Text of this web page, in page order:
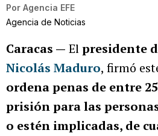
Por Agencia EFE
Agencia de Noticias
Caracas — Elpresidente
Nicolás Maduro, firmó
ordena penas de entre
prisión para las
o estén implicadas, de